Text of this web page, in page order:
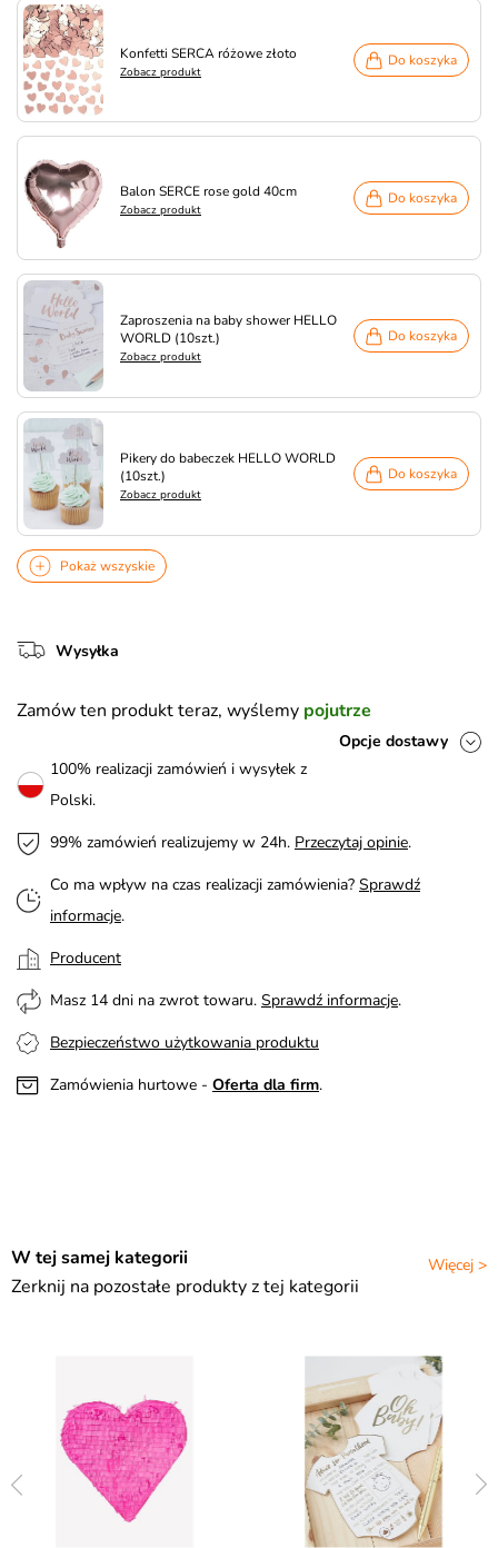
Konfetti SERCA różowe złoto
Zobacz produkt
Do koszyka
Balon SERCE rose gold 40cm
Zobacz produkt
Do koszyka
Zaproszenia na baby shower HELLO
WORLD (10szt.)
Zobacz produkt
Do koszyka
Pikery do babeczek HELLO WORLD
(10szt.)
Zobacz produkt
Do koszyka
Pokaż wszyskie
Wysyłka
Zamów ten produkt teraz, wyślemy pojutrze
Opcje dostawy
100% realizacji zamówień i wysyłek z
Polski.
99% zamówień realizujemy w 24h. Przeczytaj opinie.
Co ma wpływ na czas realizacji zamówienia? Sprawdź
informacje.
Producent
Masz 14 dni na zwrot towaru. Sprawdź informacje.
Bezpieczeństwo użytkowania produktu
Zamówienia hurtowe - Oferta dla firm.
Więcej >
W tej samej kategorii
Zerknij na pozostałe produkty z tej kategorii